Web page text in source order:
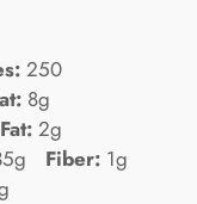
250
8g
2g
Fiber: 1g